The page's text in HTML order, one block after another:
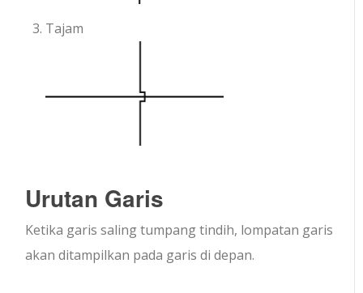
Tajam
Urutan Garis
Ketika garis saling tumpang tindih, lompatan garis
akan ditampilkan pada garis di depan.